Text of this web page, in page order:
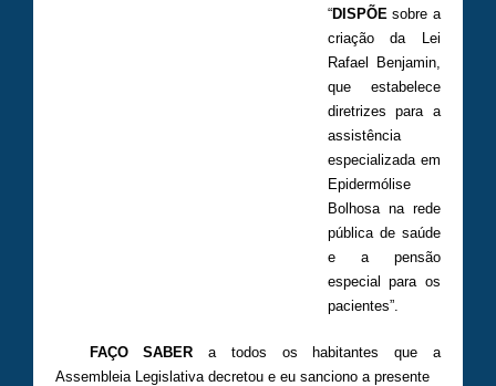
“DISPÕEsobre a
criação da Lei
Rafael Benjamin,
que estabelece
diretrizes para a
assistência
especializada em
Epidermólise
Bolhosa na rede
pública de saúde
e a pensão
especial para os
pacientes”.
FAÇO SABER a todos os habitantes que a
Assembleia Legislativa decretou e eu sanciono a presente